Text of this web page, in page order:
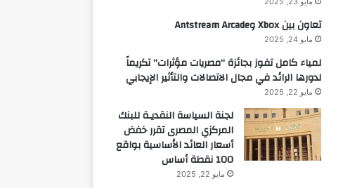
تعاون بين Xbox وAntstream Arcade
مايو 24, 2025
لمياء كامل تفوز بجائزة “مصريات مؤثرات” تكريماً
لدورها الرائد في مجال الاتصالات والتأثير الإيجابي
مايو 22, 2025
لجنة السياسة النقديـة للبنك
المركزي المصرى تقرر خفض
أسعار العائد الأساسية بواقع
100 نقطة أساس
مايو 22, 2025